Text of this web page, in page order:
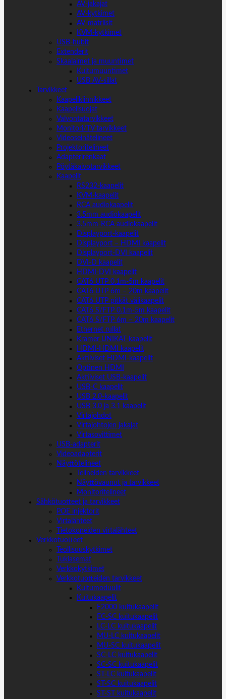
AV-jakajat
AV-kytkimet
AV-matriisit
KVM-kytkimet
USB-hubit
Extenderit
Skaalaimet ja muuntimet
Kuitumuuntimet
USB AV-sillat
Tarvikkeet
Kaapelikiinnikkeet
Kaapelisuojat
Valvontatarvikkeet
Monitori/TV tarvikkeet
Videoseinätelineet
Projektoritelineet
Adapterirenkaat
Pöytäkaivotarvikkeet
Kaapelit
RS232-kaapelit
KVM-kaapelit
RCA audiokaapelit
3.5mm audiokaapelit
3.5mm-RCA audiokaapelit
Displayport-kaapelit
Displayport – HDMI kaapelit
Displayport-DVI kaapelit
DVI-D kaapelit
HDMI-DVI kaapelit
CAT6 UTP 0.1m-5m kaapelit
CAT6 UTP 6m – 20m kaapelit
CAT6 UTP pitkät välikaapelit
CAT6 S/FTP 0.1m-5m kaapelit
CAT6 S/FTP 6m – 20m kaapelit
Ethernet rullat
Kramer UNIKAT-kaapelit
HDMI-HDMI kaapelit
Aktiiviset HDMI-kaapelit
Optinen HDMI
Aktiiviset USB-kaapelit
USB-C kaapelit
USB 2.0-kaapelit
USB 3.0 ja 3.1 kaapelit
Virtajohdot
Virtajohtojen jakajat
Virtasovittimet
USB-adapterit
Videoadapterit
Näyttötelineet
Telineiden tarvikkeet
Näyttövaunut ja tarvikkeet
Monitoritelineet
Sähkötuotteet ja tarvikkeet
POE injektorit
Virtalähteet
Tietokoneiden virtalähteet
Verkkotuotteet
Teollisuuskytkimet
Tukiasemat
Verkkokytkimet
Verkkotuotteiden tarvikkeet
Kuitumoduulit
Kuitukaapelit
E2000 kuitukaapelit
FC-SC kuitukaapelit
LC-LC kuitukaapelit
MU-LC kuitukaapelit
MU-SC kuitukaapelit
SC-LC kuitukaapelit
SC-SC kuitukaapelit
ST-LC kuitukaapelit
ST-SC kuitukaapelit
ST-ST kuitukaapelit